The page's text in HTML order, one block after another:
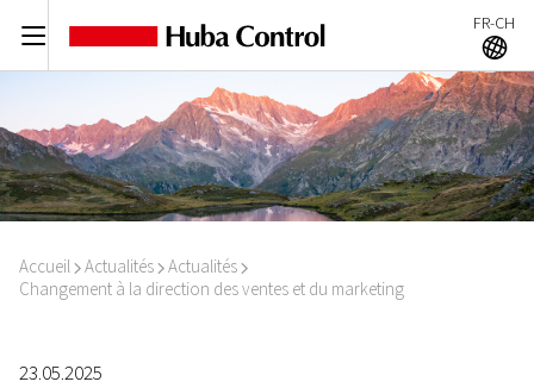
C FR-CH
A
Accueil I Actualités I Actualités I
Changement à la direction des ventes et du marketing
23.05.2025